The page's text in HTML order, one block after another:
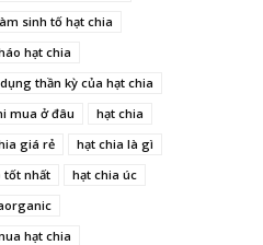
sinh tố hạt chia
hạt chia
thần kỳ của hạt chia
mua ở đâu
hạt chia
giá rẻ
hạt chia là gì
tốt nhất
hạt chia úc
hạt chia